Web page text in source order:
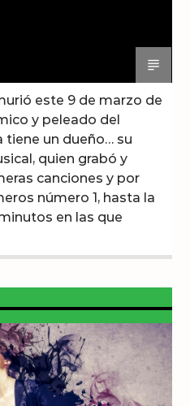
este 9 de marzo de
y peleado del
tiene un dueño… su
quien grabó y
canciones y por
número 1, hasta la
en las que